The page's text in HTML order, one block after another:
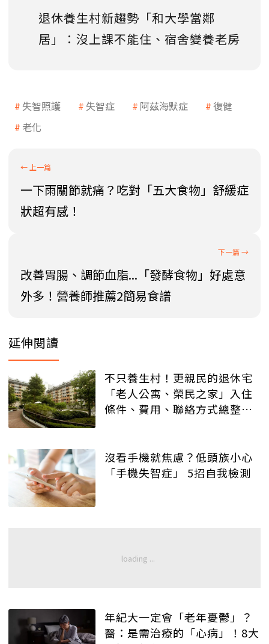
退休養生村新趨勢「和大學當鄰
居」：沒上課不能住、宿舍變養老房
失智照護 失智症 阿茲海默症
復健
老化
一下雨關節就痛？吃對「五大食物」舒緩症
狀超有感！
改善胃腸、調節血脂...「發酵食物」好處意
外多！營養師推薦2簡易食譜
延伸閱讀
不只養生村！更親民的退休宅
「老人公寓、榮民之家」入住
條件、費用、聯絡方式總整理
沒看手機就焦慮？低頭族小心
「手機失智症」 5招自我檢測
年紀大一定會「老年憂鬱」？
醫：是需治療的「心病」！8大